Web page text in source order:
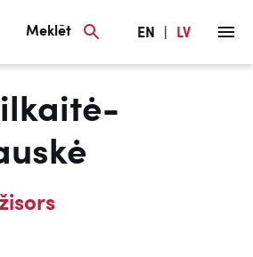
Meklēt EN LV